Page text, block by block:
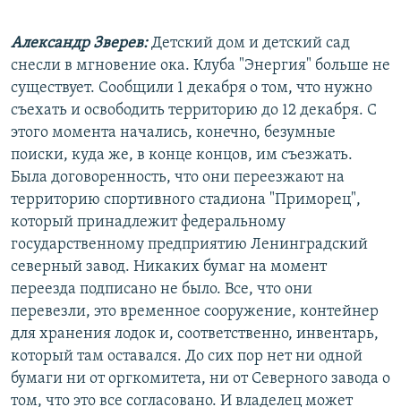
Александр Зверев: Детский дом и детский сад
снесли в мгновение ока. Клуба "Энергия" больше не
существует. Сообщили 1 декабря о том, что нужно
съехать и освободить территорию до 12 декабря. С
этого момента начались, конечно, безумные
поиски, куда же, в конце концов, им съезжать.
Была договоренность, что они переезжают на
территорию спортивного стадиона "Приморец",
который принадлежит федеральному
государственному предприятию Ленинградский
северный завод. Никаких бумаг на момент
переезда подписано не было. Все, что они
перевезли, это временное сооружение, контейнер
для хранения лодок и, соответственно, инвентарь,
который там оставался. До сих пор нет ни одной
бумаги ни от оргкомитета, ни от Северного завода о
том, что это все согласовано. И владелец может